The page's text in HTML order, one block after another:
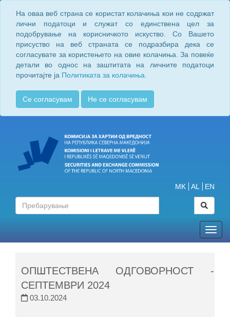
На оваа веб страна се користат колачиња кои не содржат
лични податоци и служат со единствена цел за
подобрување на корисничкото искуство. Со Вашето
присуство на веб страната се подразбира дека се
согласувате за користењето на овие колачиња. За повеќе
детали во однос на заштитата на личните податоци
прочитајте ја Политиката за колачиња.
Се согласувам Не се согласувам
MK AL EN
ОПШТЕСТВЕНА ОДГОВОРНОСТ -
СЕПТЕМВРИ 2024
03.10.2024